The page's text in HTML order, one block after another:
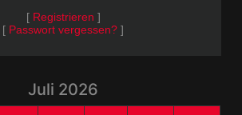
[ Registrieren ]
[ Passwort vergessen? ]
Juli 2026